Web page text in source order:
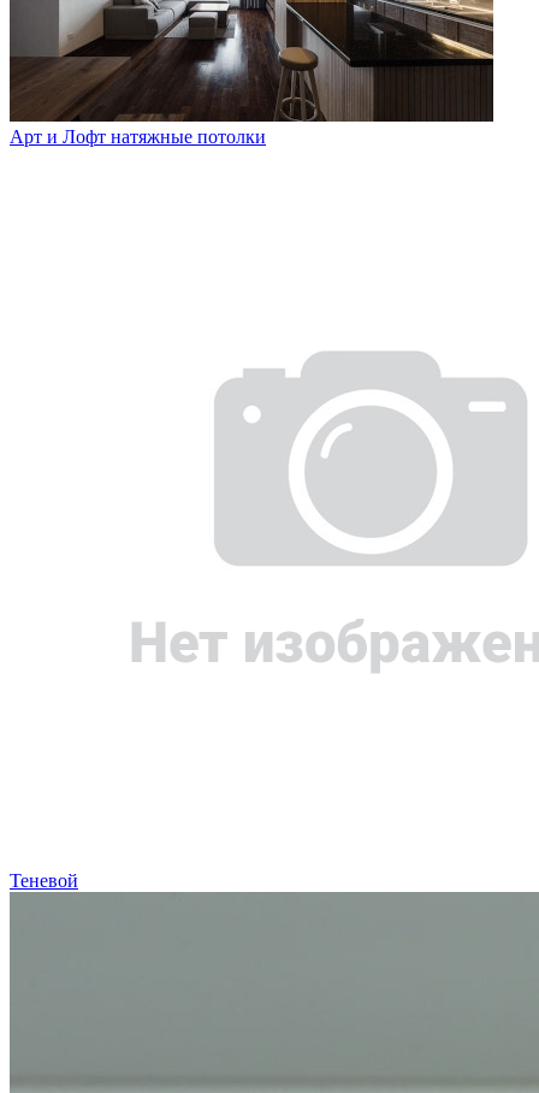
Арт и Лофт натяжные потолки
Теневой